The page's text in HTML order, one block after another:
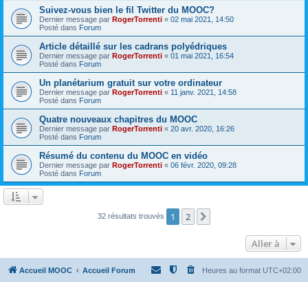
Suivez-vous bien le fil Twitter du MOOC?
Dernier message par RogerTorrenti « 02 mai 2021, 14:50
Posté dans Forum
Article détaillé sur les cadrans polyédriques
Dernier message par RogerTorrenti « 01 mai 2021, 16:54
Posté dans Forum
Un planétarium gratuit sur votre ordinateur
Dernier message par RogerTorrenti « 11 janv. 2021, 14:58
Posté dans Forum
Quatre nouveaux chapitres du MOOC
Dernier message par RogerTorrenti « 20 avr. 2020, 16:26
Posté dans Forum
Résumé du contenu du MOOC en vidéo
Dernier message par RogerTorrenti « 06 févr. 2020, 09:28
Posté dans Forum
32 résultats trouvés 1 2
Aller à
Accueil MOOC Accueil Forum Heures au format UTC+02:00